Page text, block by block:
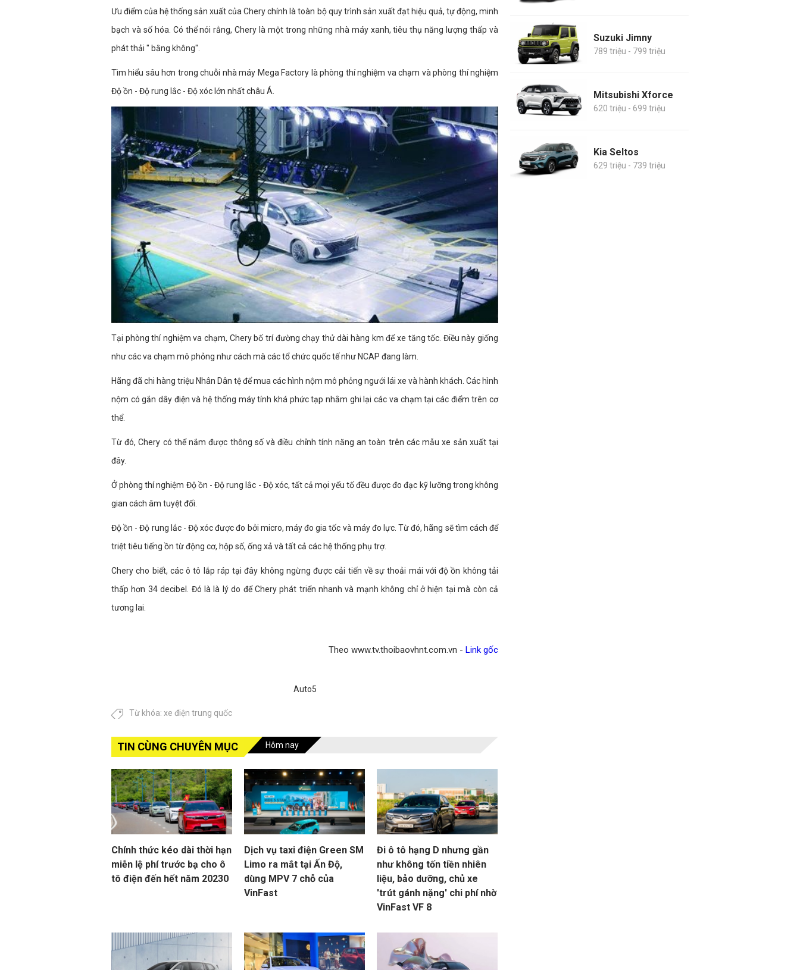
Ưu điểm của hệ thống sản xuất của Chery chính là toàn bộ quy trình sản xuất đạt hiệu quả, tự động, minh
bạch và số hóa. Có thể nói rằng, Chery là một trong những nhà máy xanh, tiêu thụ năng lượng thấp và
phát thải " bằng không".
Tìm hiểu sâu hơn trong chuỗi nhà máy Mega Factory là phòng thí nghiệm va chạm và phòng thí nghiệm
Độ ồn - Độ rung lắc - Độ xóc lớn nhất châu Á.
Tại phòng thí nghiệm va chạm, Chery bố trí đường chạy thử dài hàng km để xe tăng tốc. Điều này giống
như các va chạm mô phỏng như cách mà các tổ chức quốc tế như NCAP đang làm.
Hãng đã chi hàng triệu Nhân Dân tệ để mua các hình nộm mô phỏng ngưới lái xe và hành khách. Các hình
nộm có gắn dây điện và hệ thống máy tính khá phức tạp nhằm ghi lại các va chạm tại các điểm trên cơ
thể.
Từ đó, Chery có thể nắm được thông số và điều chỉnh tính năng an toàn trên các mẫu xe sản xuất tại
đây.
Ở phòng thí nghiệm Độ ồn - Độ rung lắc - Độ xóc, tất cả mọi yếu tố đều được đo đạc kỹ lưỡng trong không
gian cách âm tuyệt đối.
Độ ồn - Độ rung lắc - Độ xóc được đo bởi micro, máy đo gia tốc và máy đo lực. Từ đó, hãng sẽ tìm cách để
triệt tiêu tiếng ồn từ động cơ, hộp số, ống xả và tất cả các hệ thống phụ trợ.
Chery cho biết, các ô tô lắp ráp tại đây không ngừng được cải tiến về sự thoải mái với độ ồn không tải
thấp hơn 34 decibel. Đó là là lý do để Chery phát triển nhanh và mạnh không chỉ ở hiện tại mà còn cả
tương lai.
Theo www.tv.thoibaovhnt.com.vn - Link gốc
Auto5
Từ khóa: xe điện trung quốc
TIN CÙNG CHUYÊN MỤC Hôm nay
Chính thức kéo dài thời hạn
miễn lệ phí trước bạ cho ô
tô điện đến hết năm 20230
Dịch vụ taxi điện Green SM
Limo ra mắt tại Ấn Độ,
dùng MPV 7 chỗ của
VinFast
Đi ô tô hạng D nhưng gần
như không tốn tiền nhiên
liệu, bảo dưỡng, chủ xe
'trút gánh nặng' chi phí nhờ
VinFast VF 8
Suzuki Jimny
789 triệu - 799 triệu
Mitsubishi Xforce
620 triệu - 699 triệu
Kia Seltos
629 triệu - 739 triệu